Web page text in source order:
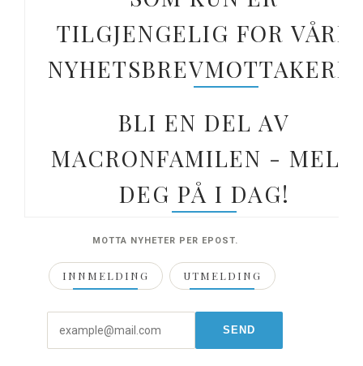
TILGJENGELIG FOR VÅRE
NYHETSBREVMOTTAKERE.
BLI EN DEL AV
MACRONFAMILEN - MELD
DEG PÅ I DAG!
MOTTA NYHETER PER EPOST.
INNMELDING UTMELDING